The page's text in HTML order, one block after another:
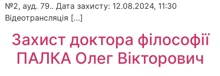
№2, ауд. 79.. Дата захисту: 12.08.2024, 11:30
Відеотрансляція […]
Захист доктора філософії
ПАЛКА Олег Вікторович